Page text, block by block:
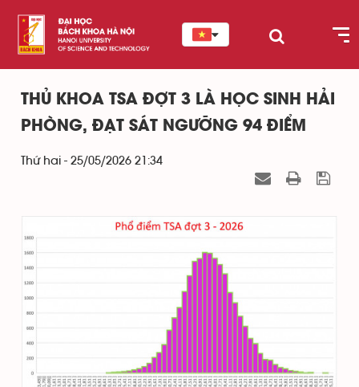
THỦ KHOA TSA ĐỢT 3 LÀ HỌC SINH HẢI
PHÒNG, ĐẠT SÁT NGƯỠNG 94 ĐIỂM
Thứ hai - 25/05/2026 21:34